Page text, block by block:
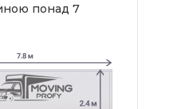
понад 7